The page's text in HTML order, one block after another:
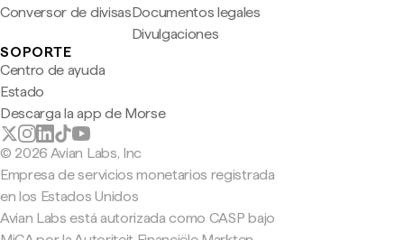
Conversor de divisasDocumentos legales
Divulgaciones
SOPORTE
Centro de ayuda
Estado
Descarga la app de Morse
© 2026 Avian Labs, Inc
Empresa de servicios monetarios registrada
en los Estados Unidos
Avian Labs está autorizada como CASP bajo